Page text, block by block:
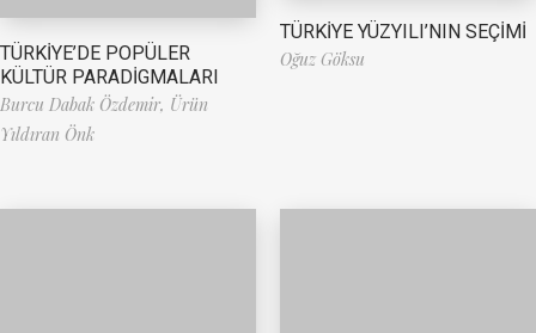
TÜRKİYE’DE POPÜLER
KÜLTÜR PARADİGMALARI
Burcu Dabak Özdemir, Ürün
Yıldıran Önk
TÜRKİYE YÜZYILI’NIN SEÇİMİ
Oğuz Göksu